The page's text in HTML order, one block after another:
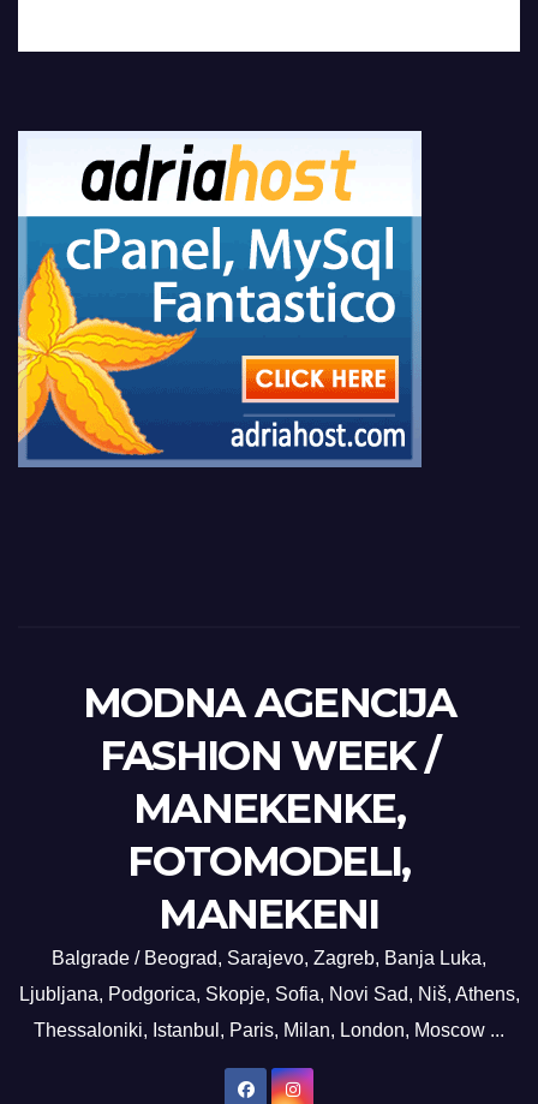
MODNA AGENCIJA
FASHION WEEK /
MANEKENKE,
FOTOMODELI,
MANEKENI
Balgrade / Beograd, Sarajevo, Zagreb, Banja Luka,
Ljubljana, Podgorica, Skopje, Sofia, Novi Sad, Niš, Athens,
Thessaloniki, Istanbul, Paris, Milan, London, Moscow ...